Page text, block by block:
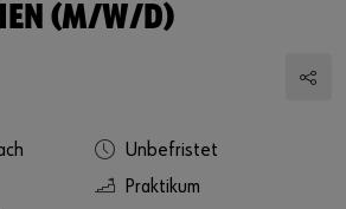
(M/W/D)
Unbefristet
Praktikum